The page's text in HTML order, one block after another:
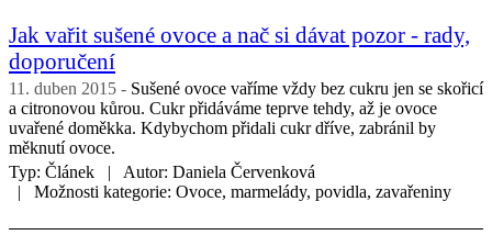
Jak vařit sušené ovoce a nač si dávat pozor - rady,
doporučení
11. duben 2015
Sušené ovoce vaříme vždy bez cukru jen se skořicí
a citronovou kůrou. Cukr přidáváme teprve tehdy, až je ovoce
uvařené doměkka. Kdybychom přidali cukr dříve, zabránil by
měknutí ovoce.
Typ: Článek Autor: Daniela Červenková
Možnosti kategorie: Ovoce, marmelády, povidla, zavařeniny